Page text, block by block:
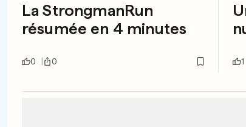
La StrongmanRun
résumée en 4 minutes
0 0 1